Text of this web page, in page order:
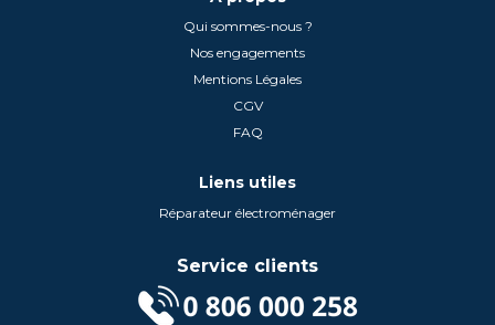
Qui sommes-nous ?
Nos engagements
Mentions Légales
CGV
FAQ
Liens utiles
Réparateur électroménager
Service clients